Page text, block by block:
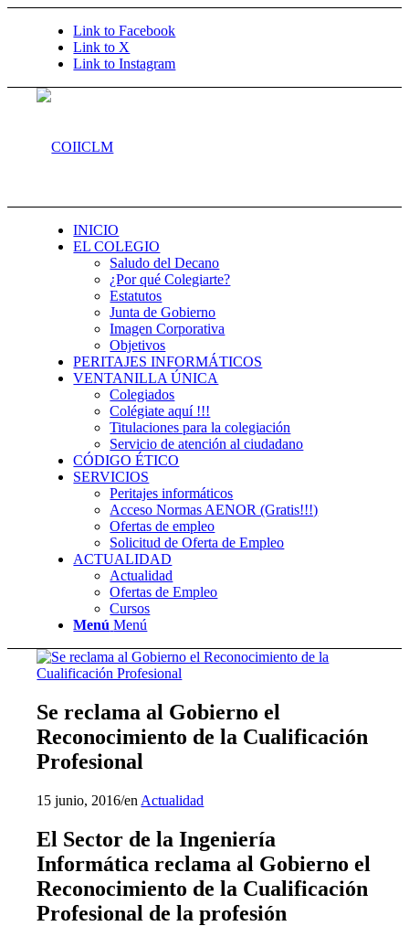
Link to Facebook
Link to X
Link to Instagram
INICIO
EL COLEGIO
Saludo del Decano
¿Por qué Colegiarte?
Estatutos
Junta de Gobierno
Imagen Corporativa
Objetivos
PERITAJES INFORMÁTICOS
VENTANILLA ÚNICA
Colegiados
Colégiate aquí !!!
Titulaciones para la colegiación
Servicio de atención al ciudadano
CÓDIGO ÉTICO
SERVICIOS
Peritajes informáticos
Acceso Normas AENOR (Gratis!!!)
Ofertas de empleo
Solicitud de Oferta de Empleo
ACTUALIDAD
Actualidad
Ofertas de Empleo
Cursos
Menú Menú
Se reclama al Gobierno el
Reconocimiento de la Cualificación
Profesional
15 junio, 2016/en Actualidad
El Sector de la Ingeniería
Informática reclama al Gobierno el
Reconocimiento de la Cualificación
Profesional de la profesión